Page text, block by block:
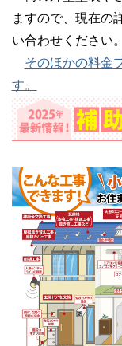
ますので、現在の
い合わせください。
そのほかの料金
す。